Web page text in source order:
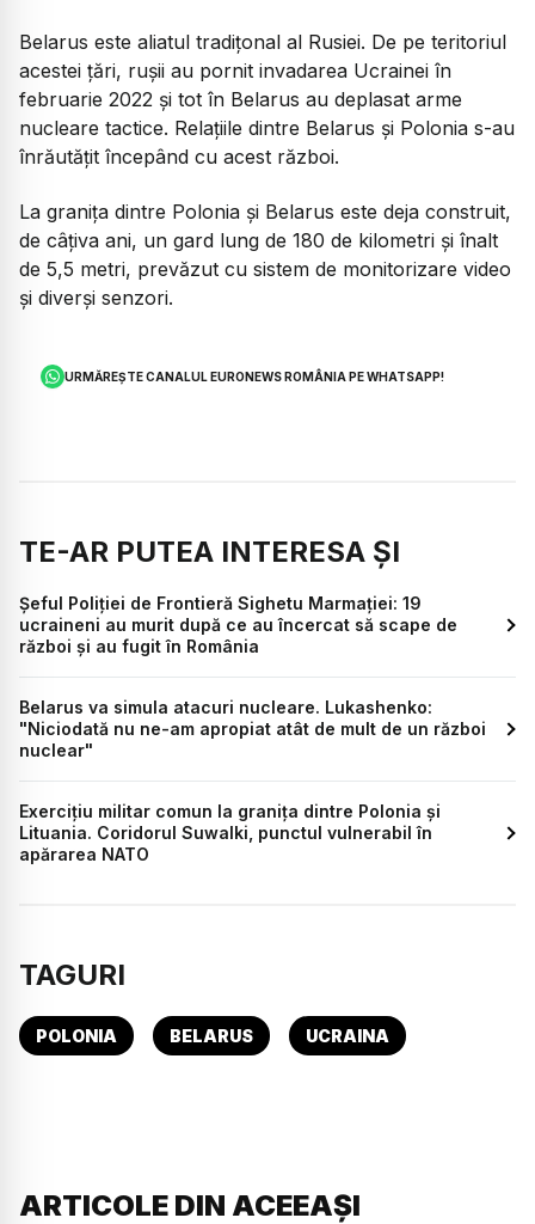
Belarus este aliatul tradițonal al Rusiei. De pe teritoriul
acestei țări, rușii au pornit invadarea Ucrainei în
februarie 2022 și tot în Belarus au deplasat arme
nucleare tactice. Relațiile dintre Belarus și Polonia s-au
înrăutățit începând cu acest război.
La granița dintre Polonia și Belarus este deja construit,
de câțiva ani, un gard lung de 180 de kilometri și înalt
de 5,5 metri, prevăzut cu sistem de monitorizare video
și diverși senzori.
URMĂREȘTE CANALUL EURONEWS ROMÂNIA PE WHATSAPP!
TE-AR PUTEA INTERESA ȘI
Șeful Poliției de Frontieră Sighetu Marmației: 19
ucraineni au murit după ce au încercat să scape de
război și au fugit în România
Belarus va simula atacuri nucleare. Lukashenko:
"Niciodată nu ne-am apropiat atât de mult de un război
nuclear"
Exercițiu militar comun la granița dintre Polonia și
Lituania. Coridorul Suwalki, punctul vulnerabil în
apărarea NATO
TAGURI
POLONIA BELARUS UCRAINA
ARTICOLE DIN ACEEAȘI